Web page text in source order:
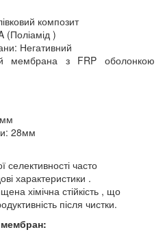
композит
(Поліамід )
Негативний
мембрана з FRP оболонкою
28мм
часто
характеристики .
хімічна стійкість , що
після чистки.
мембран: